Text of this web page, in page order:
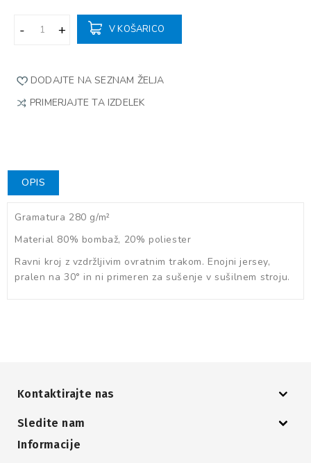
V KOŠARICO
DODAJTE NA SEZNAM ŽELJA
PRIMERJAJTE TA IZDELEK
OPIS
Gramatura 280 g/m²
Material 80% bombaž, 20% poliester
Ravni kroj z vzdržljivim ovratnim trakom. Enojni jersey,
pralen na 30° in ni primeren za sušenje v sušilnem stroju.
Kontaktirajte nas
Sledite nam
Informacije